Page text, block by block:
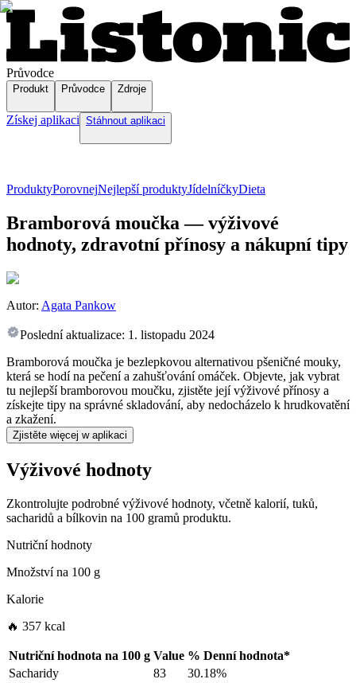
Průvodce
Produkt Průvodce Zdroje
Získej aplikaci Stáhnout aplikaci
ProduktyPorovnejNejlepší produktyJídelníčkyDieta
Bramborová moučka — výživové
hodnoty, zdravotní přínosy a nákupní tipy
Autor: Agata Pankow
Poslední aktualizace: 1. listopadu 2024
Bramborová moučka je bezlepkovou alternativou pšeničné mouky,
která se hodí na pečení a zahušťování omáček. Objevte, jak vybrat
tu nejlepší bramborovou moučku, zjistěte její výživové přínosy a
získejte tipy na správné skladování, aby nedocházelo k hrudkovatění
a zkažení.
Zjistěte więcej w aplikaci
Výživové hodnoty
Zkontrolujte podrobné výživové hodnoty, včetně kalorií, tuků,
sacharidů a bílkovin na 100 gramů produktu.
Nutriční hodnoty
Množství na 100 g
Kalorie
🔥 357 kcal
Nutriční hodnota na 100 g Value % Denní hodnota*
Sacharidy
83
30.18%